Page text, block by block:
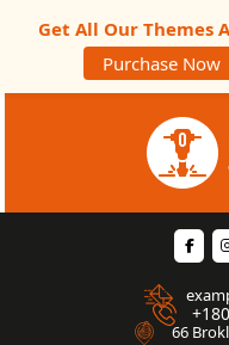
66
Get All Our Themes
Purchase Now